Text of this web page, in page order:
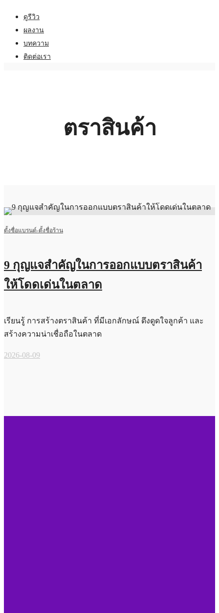
ดูรีวิว
ผลงาน
บทความ
ติดต่อเรา
ตราสินค้า
ตั้งชื่อแบรนด์-ตั้งชื่อร้าน
9 กุญแจสำคัญในการออกแบบตราสินค้า
ให้โดดเด่นในตลาด
เรียนรู้ การสร้างตราสินค้า ที่มีเอกลักษณ์ ดึงดูดใจลูกค้า และ
สร้างความน่าเชื่อถือในตลาด
2026-08-09